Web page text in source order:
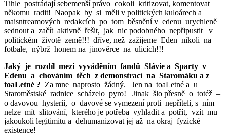
Tihle postrádají sebemenší právo cokoli kritizovat, komentovat
někomu radit! Naopak by si měli v politických kuloárech a
maisntreamových redakcích po tom běsnění v edenu urychleně
sednout a začít aktivně řešit, jak nic podobného nepřipustit v
politickém životě země!!! dříve, než zažijeme Eden nikoli na
fotbale, nýbrž honem na jinověrce na ulicích!!!
Jaký je rozdíl mezi vyváděním fandů Slávie a Sparty v
Edenu a chováním těch z demonstrací na Staromáku a z
toaLetné ? Za mne naprosto žádný. Jen na toaLetné a u
Staroměstské radnice scházelo pyro! Jinak šlo přesně o totéž –
o davovou hysterii, o davové se vymezení proti nepříteli, s ním
nelze mít slitování, kterého je potřeba vyhladit a potřít, vzít mu
jakoukoli legitimitu a dehumanizovat jej až na okraj fyzické
existence!